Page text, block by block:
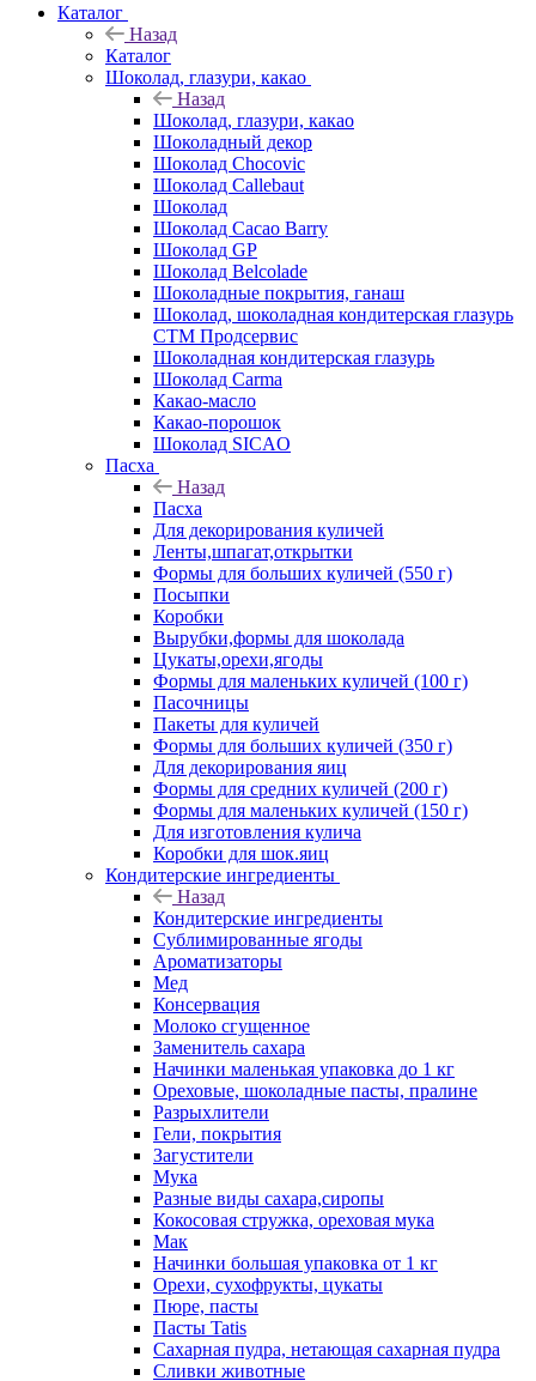
Каталог
Назад
Каталог
Шоколад, глазури, какао
Назад
Шоколад, глазури, какао
Шоколадный декор
Шоколад Chocovic
Шоколад Callebaut
Шоколад
Шоколад Cacao Barry
Шоколад GP
Шоколад Belcolade
Шоколадные покрытия, ганаш
Шоколад, шоколадная кондитерская глазурь
СТМ Продсервис
Шоколадная кондитерская глазурь
Шоколад Carma
Какао-масло
Какао-порошок
Шоколад SICAO
Пасха
Назад
Пасха
Для декорирования куличей
Ленты,шпагат,открытки
Формы для больших куличей (550 г)
Посыпки
Коробки
Вырубки,формы для шоколада
Цукаты,орехи,ягоды
Формы для маленьких куличей (100 г)
Пасочницы
Пакеты для куличей
Формы для больших куличей (350 г)
Для декорирования яиц
Формы для средних куличей (200 г)
Формы для маленьких куличей (150 г)
Для изготовления кулича
Коробки для шок.яиц
Кондитерские ингредиенты
Назад
Кондитерские ингредиенты
Сублимированные ягоды
Ароматизаторы
Мед
Консервация
Молоко сгущенное
Заменитель сахара
Начинки маленькая упаковка до 1 кг
Ореховые, шоколадные пасты, пралине
Разрыхлители
Гели, покрытия
Загустители
Мука
Разные виды сахара,сиропы
Кокосовая стружка, ореховая мука
Мак
Начинки большая упаковка от 1 кг
Орехи, сухофрукты, цукаты
Пюре, пасты
Пасты Tatis
Сахарная пудра, нетающая сахарная пудра
Сливки животные